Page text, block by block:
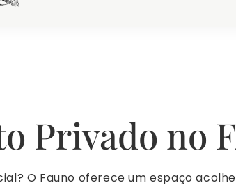
Privado no
O Fauno oferece um espaço